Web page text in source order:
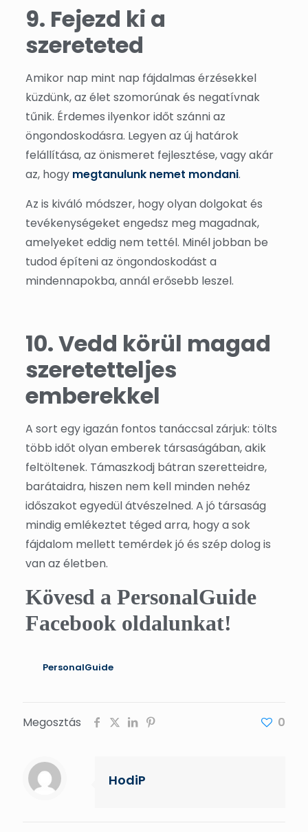
9. Fejezd ki a
szereteted
Amikor nap mint nap fájdalmas érzésekkel
küzdünk, az élet szomorúnak és negatívnak
tűnik. Érdemes ilyenkor időt szánni az
öngondoskodásra. Legyen az új határok
felállítása, az önismeret fejlesztése, vagy akár
az, hogy megtanulunk nemet mondani.
Az is kiváló módszer, hogy olyan dolgokat és
tevékenységeket engedsz meg magadnak,
amelyeket eddig nem tettél. Minél jobban be
tudod építeni az öngondoskodást a
mindennapokba, annál erősebb leszel.
10. Vedd körül magad
szeretetteljes
emberekkel
A sort egy igazán fontos tanáccsal zárjuk: tölts
több időt olyan emberek társaságában, akik
feltöltenek. Támaszkodj bátran szeretteidre,
barátaidra, hiszen nem kell minden nehéz
időszakot egyedül átvészelned. A jó társaság
mindig emlékeztet téged arra, hogy a sok
fájdalom mellett temérdek jó és szép dolog is
van az életben.
Kövesd a PersonalGuide
Facebook oldalunkat!
PersonalGuide
Megosztás 0
HodiP